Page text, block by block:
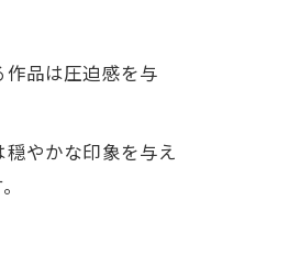
品は圧迫感を与
やかな印象を与え